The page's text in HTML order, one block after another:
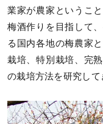
業家が農家というこ
梅酒作りを目指して
る国内各地の梅農家
栽培、特別栽培、完
の栽培方法を研究して